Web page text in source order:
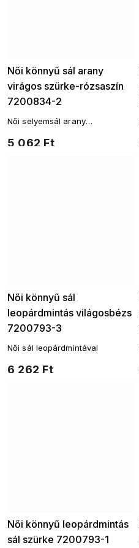
Női könnyű sál arany
virágos szürke-rózsaszín
7200834-2
5 062 Ft
Női selyemsál arany
Női könnyű sál
leopárdmintás világosbézs
7200793-3
6 262 Ft
Női sál leopárdmintával
Női könnyű leopárdmintás
sál szürke 7200793-1